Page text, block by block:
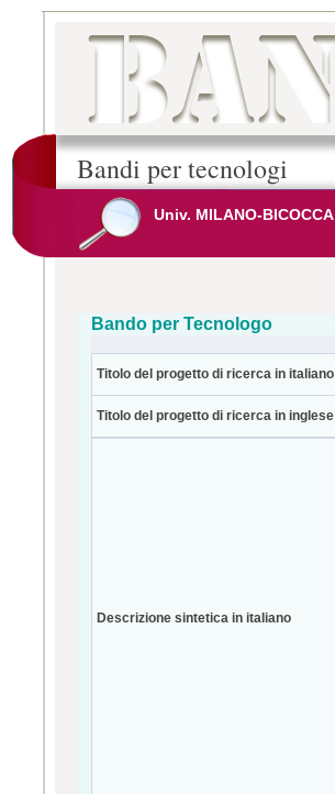
Bandi per tecnologi
Univ. MILANO-BICOCCA
Bando per Tecnologo
Titolo del progetto di ricerca in italiano
Titolo del progetto di ricerca in inglese
Descrizione sintetica in italiano